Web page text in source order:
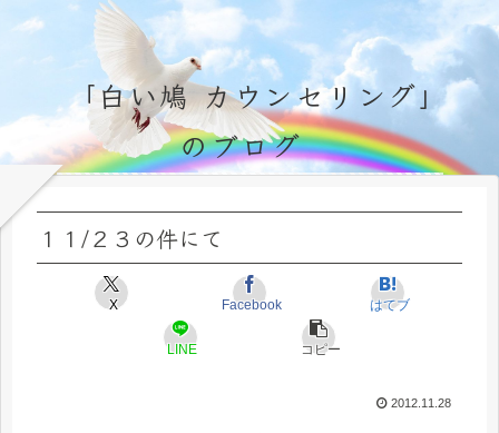
「白い鳩 カウンセリング」
のブログ
１１/２３の件にて
X Facebook はてブ
LINE コピー
2012.11.28